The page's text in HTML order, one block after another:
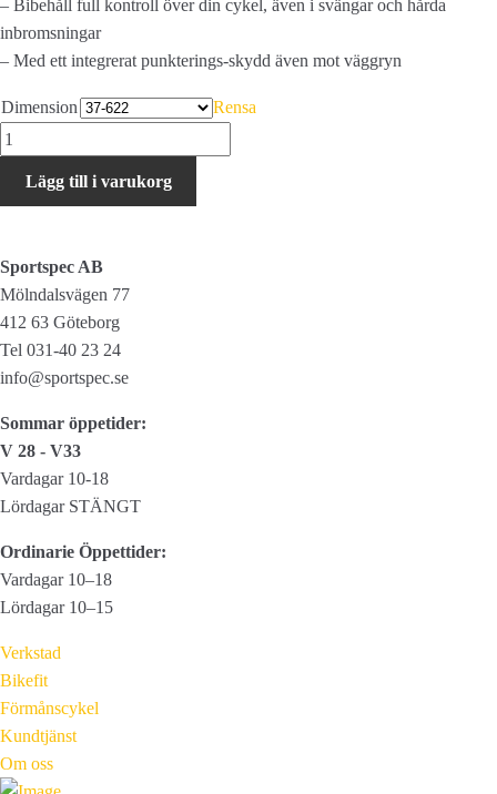
– Bibehåll full kontroll över din cykel, även i svängar och hårda
inbromsningar
– Med ett integrerat punkterings-skydd även mot väggryn
Dimension
Rensa
Continental
Spike
Lägg till i varukorg
Sportspec AB
Mölndalsvägen 77
412 63 Göteborg
Tel 031-40 23 24
info@sportspec.se
Sommar öppetider:
V 28 - V33
Vardagar 10-18
Lördagar STÄNGT
Ordinarie Öppettider:
Vardagar 10–18
Lördagar 10–15
Verkstad
Bikefit
Förmånscykel
Kundtjänst
Om oss